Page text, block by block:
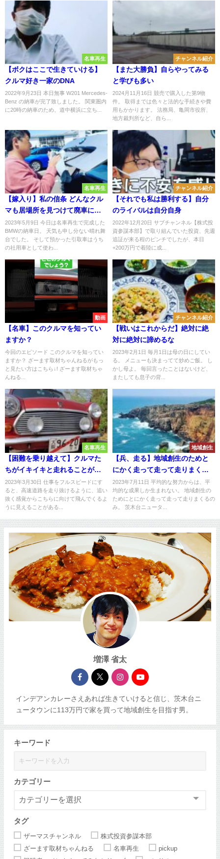
名車再生
【ボクはここで生きていける】
クルマ好き一家のDNA
2022年9月23日 本日無事 W201 Mercedes-
Benz の納車が完了致しました。 関東圏内
に20時の納車のため、道中横浜に立ち...
チャンネル紹介
【また大勝負】自らやってみる
と学びも多い
2024月11月16日 競売で購入した第9物
件。 取得までは色々と法的な手続きや費
用もかかります。 法務局、亀岡市役所、
地方裁判所など、自ら...
名車再生
【嫁入り】私の信条 どんなクル
マも居場所を見つけて廃車にし
ない
2023年5月9日 今日は名車再生で完成した
BMWの納車日。 天気も申し分ない晴れ舞
台でした。 そして預かった引取車はうち
の社用車として使わ...
チャンネル紹介
【それでも私は勝利する】自分
のライバルは自分自身
2022年12月20日 サブチャンネル【株式投
資参謀本部】で取り組んでいた投資、先週
追証が来る程のピンチでしたが、本日
+200万円で着陸に成...
動画
【名車】このクルマを知ってい
ますか？
今回のエピソード このクルマを知ってい
ますか？ ざーます取材ちゃんねるがもっ
と見たい方はこちら↓! ざーます取材ちゃ
んねる...
チャンネル紹介
【戦いはこれからだ】絶対に絶
対に絶対に諦めるな
2023年2月1日 毎月1日は母の日にしてい
る。 メニューも決まってて炒めご飯。 し
かし母よ。 毎回言ったことはないけど、
またしても息子の背...
名車再生
【困難を乗り越えて】クルマた
ちがイキイキと走れることが大
切だ
2023年3月30日 仕事をフルスピードにす
ると、高速道路を走り抜けるように、追い
抜く感覚からこちらに向けて飛んでくるよ
うに見えることがある...
地域創生
【兵、走る】地域創生のためと
にかく走って走って走りまくる
のみ
2023年7月11日 平均的な努力からは、平
均的な成果しか生まれない。 地域創生の
ためにとにかく走って走って走りまくるの
み。 茨木台ニュータ...
増澤 省太
インデアンカレーさえあれば生きていけると信じ、茨木台ニ
ュータウンに113万円で家を買って地域創生を目指す男。
キーワード
カテゴリー
タグ
ザーマスチャンネル
株式投資参謀本部
ざーます取材ちゃんねる
名車再生
pickup